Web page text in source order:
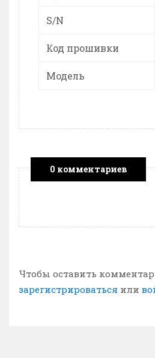
S/N
Код прошивки
Модель
0 комментариев
Чтобы оставить
зарегистрироваться или